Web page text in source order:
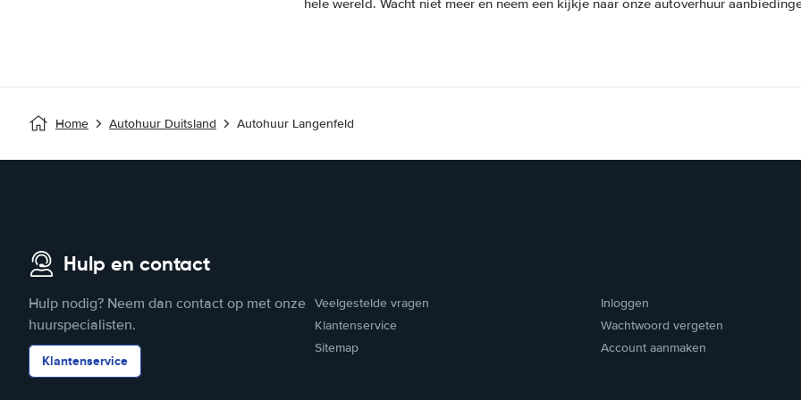
hele wereld. Wacht niet meer en neem een kijkje naar onze autoverhuur
Home Autohuur Duitsland Autohuur Langenfeld
Hulp en contact
Hulp nodig? Neem dan contact op met onze
huurspecialisten.
Klantenservice
Veelgestelde vragen
Klantenservice
Sitemap
Inloggen
Wachtwoord vergeten
Account aanmaken